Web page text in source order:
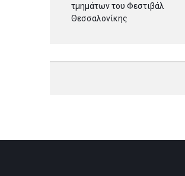
τμημάτων του Φεστιβάλ
Θεσσαλονίκης